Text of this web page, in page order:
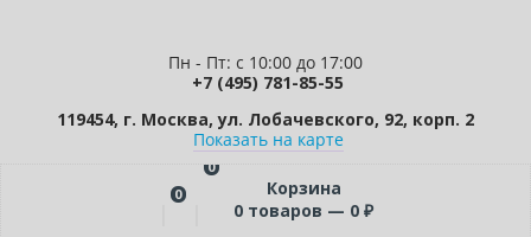
Пн - Пт: с 10:00 до 17:00
+7 (495) 781-85-55
119454, г. Москва, ул. Лобачевского, 92, корп. 2
Показать на карте
0
0
Корзина
0 товаров — 0 ₽